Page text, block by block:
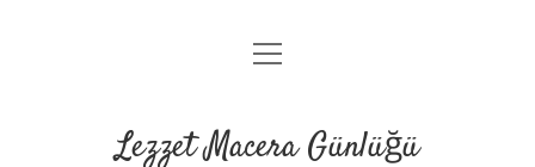
Anasayfa
menüyü
Lezzet Macera Günlüğü